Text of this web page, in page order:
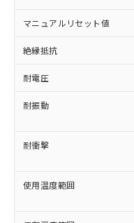
マニュアルリセット値
絶縁抵抗
耐電圧
耐振動
耐衝撃
使用温度範囲
以下の条件を
ご利用ください。
本サービ
(税抜)を
当社制御
本サービ
ことをご
在庫状況
記載して
タに基づ
覧された
非含有に非対応
調査・確認中：
非含有の対応
非該当品：ラ
害物質有無と
仕入先様の事
いたものが、
むを得ず変更
*EU RoHS指令（10物
鉛(Pb) 1000ppm以
六価クロム(Cr(Ⅵ))
「○」：最大均
基準値以下で
「×」：最大均
基準値を超え
「－」：未確
*中国RoHS10物質の
Pb(鉛) :1000ppm、
当社は、
為替およ
（以下｢
または国
国政府の
可)を取得
記